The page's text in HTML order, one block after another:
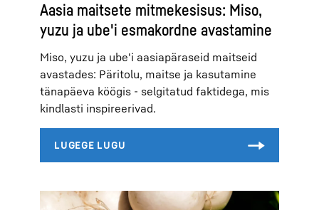
Aasia maitsete mitmekesisus: Miso,
yuzu ja ube'i esmakordne avastamine
Miso, yuzu ja ube'i aasiapäraseid maitseid
avastades: Päritolu, maitse ja kasutamine
tänapäeva köögis - selgitatud faktidega, mis
kindlasti inspireerivad.